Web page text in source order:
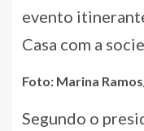
evento
Casa com a
Foto: Marina
Segundo o